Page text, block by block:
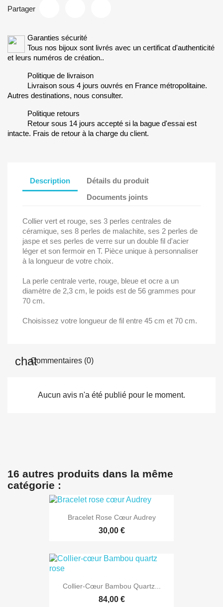
Partager
Garanties sécurité
Tous nos bijoux sont livrés avec un certificat d'authenticité
et leurs numéros de création..
Politique de livraison
Livraison sous 4 jours ouvrés en France métropolitaine.
Autres destinations, nous consulter.
Politique retours
Retour sous 14 jours accepté si la bague d'essai est
intacte. Frais de retour à la charge du client.
Description
Détails du produit
Documents joints
Collier vert et rouge, ses 3 perles centrales de
céramique, ses 8 perles de malachite, ses 2 perles de
jaspe et ses perles de verre sur un double fil d'acier
léger et son fermoir en T. Pièce unique à personnaliser
à la longueur de votre choix.
La perle centrale verte, rouge, bleue et ocre a un
diamètre de 2,3 cm, le poids est de 56 grammes pour
70 cm.
Choisissez votre longueur de fil entre 45 cm et 70 cm.
Commentaires (0)
Aucun avis n'a été publié pour le moment.
16 autres produits dans la même
catégorie :
Bracelet Rose Cœur Audrey
30,00 €
Collier-Cœur Bambou Quartz...
84,00 €